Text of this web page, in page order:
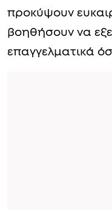
προκύψουν
βοηθήσουν να
επαγγελματικά